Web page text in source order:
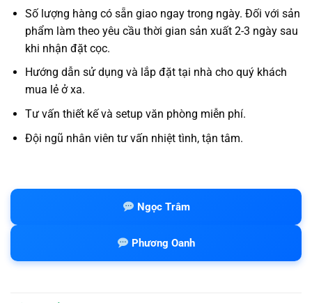
Số lượng hàng có sẵn giao ngay trong ngày. Đối với sản
phẩm làm theo yêu cầu thời gian sản xuất 2-3 ngày sau
khi nhận đặt cọc.
Hướng dẫn sử dụng và lắp đặt tại nhà cho quý khách
mua lẻ ở xa.
Tư vấn thiết kế và setup văn phòng miễn phí.
Đội ngũ nhân viên tư vấn nhiệt tình, tận tâm.
Ngọc Trâm
Phương Oanh